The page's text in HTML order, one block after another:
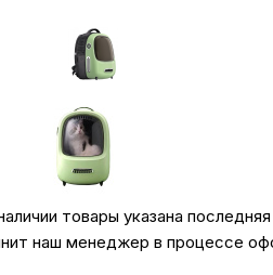
товары указана
наш менеджер в процессе